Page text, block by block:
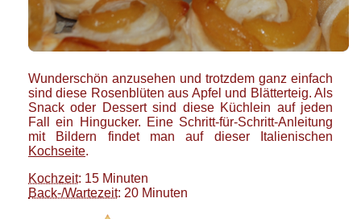
Wunderschön anzusehen und trotzdem ganz einfach
sind diese Rosenblüten aus Apfel und Blätterteig. Als
Snack oder Dessert sind diese Küchlein auf jeden
Fall ein Hingucker. Eine Schritt-für-Schritt-Anleitung
mit Bildern findet man auf dieser Italienischen
Kochseite.
Kochzeit: 15 Minuten
Back-/Wartezeit: 20 Minuten